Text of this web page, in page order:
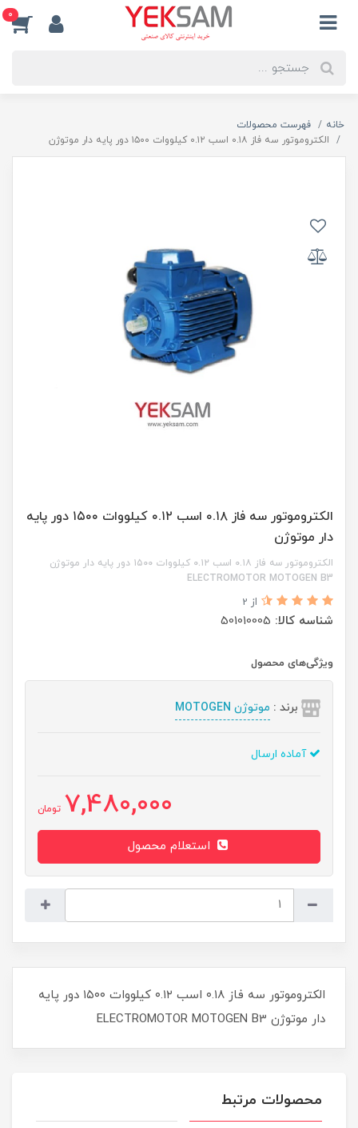
0
خانه
فهرست محصولات
الکتروموتور سه فاز ۰.۱۸ اسب ۰.۱۲ کیلووات ۱۵۰۰ دور پایه دار موتوژن
الکتروموتور سه فاز ۰.۱۸ اسب ۰.۱۲ کیلووات ۱۵۰۰ دور پایه
دار موتوژن
الکتروموتور سه فاز ۰.۱۸ اسب ۰.۱۲ کیلووات ۱۵۰۰ دور پایه دار موتوژن
ELECTROMOTOR MOTOGEN B3
از 2
شناسه کالا: 501010005
ویژگی‌های محصول
برند : موتوژن MOTOGEN
آماده ارسال
7,480,000 تومان
الکتروموتور سه فاز ۰.۱۸ اسب ۰.۱۲ کیلووات ۱۵۰۰ دور پایه
دار موتوژن ELECTROMOTOR MOTOGEN B3
محصولات مرتبط